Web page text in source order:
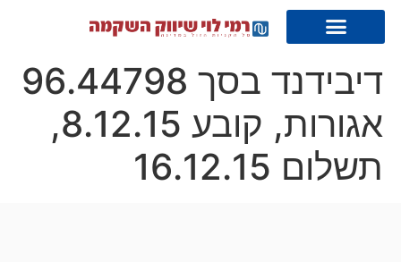
דיבידנד בסך 96.44798
אגורות, קובע 8.12.15,
תשלום 16.12.15